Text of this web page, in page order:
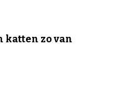
katten zo van